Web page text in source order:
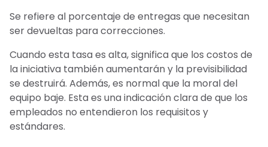
Se refiere al porcentaje de entregas que necesitan
ser devueltas para correcciones.
Cuando esta tasa es alta, significa que los costos de
la iniciativa también aumentarán y la previsibilidad
se destruirá. Además, es normal que la moral del
equipo baje. Esta es una indicación clara de que los
empleados no entendieron los requisitos y
estándares.